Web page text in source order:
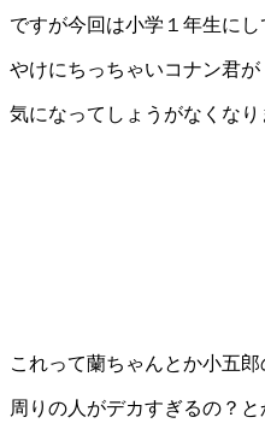
ですが今回は小学１年生にし
やけにちっちゃいコナン君が
気になってしょうがなくなり
これって蘭ちゃんとか小五
周りの人がデカすぎるの？と